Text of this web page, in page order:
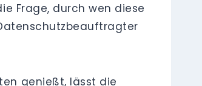
Frage, durch wen diese
genießt, lässt die